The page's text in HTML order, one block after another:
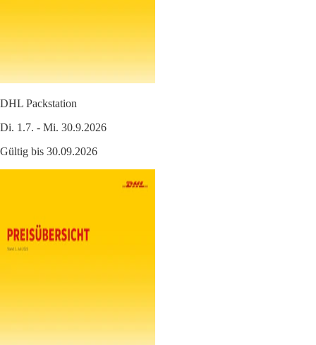
DHL Packstation
Di. 1.7. - Mi. 30.9.2026
Gültig bis 30.09.2026